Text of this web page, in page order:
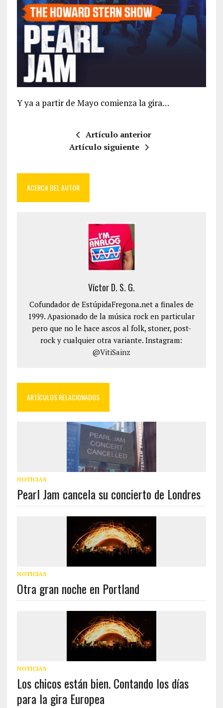
Y ya a partir de Mayo comienza la gira…
Artículo anterior
Artículo siguiente
ACERCA DEL AUTOR
Víctor D. S. G.
Cofundador de EstúpidaFregona.net a finales de
1999. Apasionado de la música rock en particular
pero que no le hace ascos al folk, stoner, post-
rock y cualquier otra variante. Instagram:
@VitiSainz
ARTÍCULOS RELACIONADOS
NOTICIAS
Pearl Jam cancela su concierto de Londres
NOTICIAS
Otra gran noche en Portland
NOTICIAS
Los chicos están bien. Contando los días
para la gira Europea